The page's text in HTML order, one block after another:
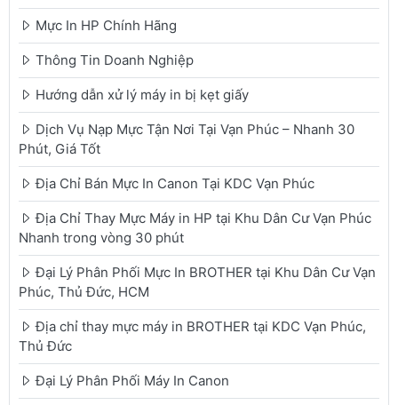
Mực In HP Chính Hãng
Thông Tin Doanh Nghiệp
Hướng dẫn xử lý máy in bị kẹt giấy
Dịch Vụ Nạp Mực Tận Nơi Tại Vạn Phúc – Nhanh 30
Phút, Giá Tốt
Địa Chỉ Bán Mực In Canon Tại KDC Vạn Phúc
Địa Chỉ Thay Mực Máy in HP tại Khu Dân Cư Vạn Phúc
Nhanh trong vòng 30 phút
Đại Lý Phân Phối Mực In BROTHER tại Khu Dân Cư Vạn
Phúc, Thủ Đức, HCM
Địa chỉ thay mực máy in BROTHER tại KDC Vạn Phúc,
Thủ Đức
Đại Lý Phân Phối Máy In Canon